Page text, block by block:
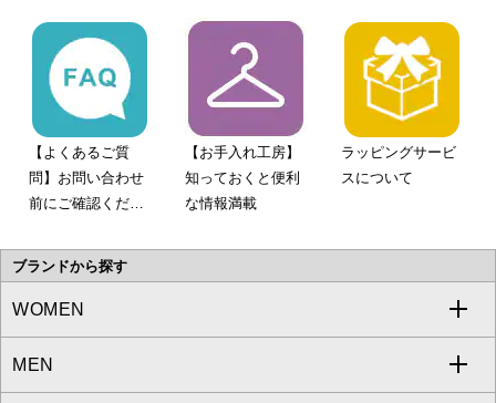
【よくあるご質
問】お問い合わせ
前にご確認くださ
【お手入れ工房】
知っておくと便利
な情報満載
ラッピングサービ
スについて
ブランドから探す
WOMEN
a.v.v
MEN